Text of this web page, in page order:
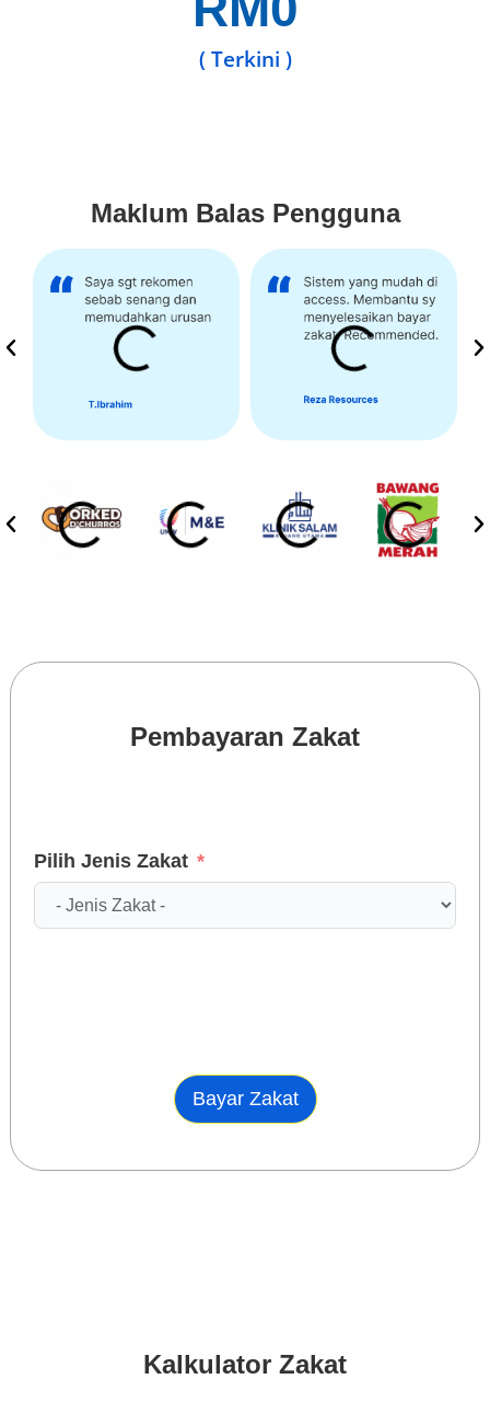
( Terkini )
Maklum Balas Pengguna
Pembayaran Zakat
Pilih Jenis Zakat
Bayar Zakat
Kalkulator Zakat